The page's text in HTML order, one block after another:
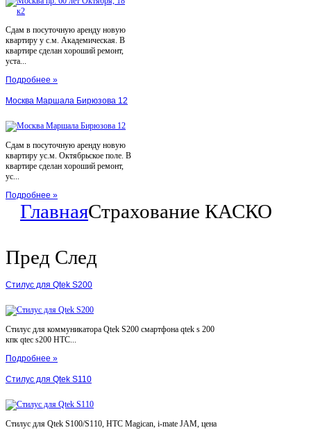
Сдам в посуточную аренду новую
квартиру у с.м. Академическая. В
квартире сделан хороший ремонт,
уста...
Подробнее »
Москва Маршала Бирюзова 12
Сдам в посуточную аренду новую
квартиру ус.м. Октябрьское поле. В
квартире сделан хороший ремонт,
ус...
Подробнее »
ГлавнаяСтрахование КАСКО
Пред След
Стилус для Qtek S200
Стилус для коммуникатора Qtek S200 смартфона qtek s 200
кпк qtec s200 HTC...
Подробнее »
Стилус для Qtek S110
Стилус для Qtek S100/S110, HTC Magican, i-mate JAM, цена